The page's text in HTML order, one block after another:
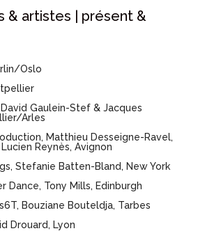
& artistes | présent &
Oslo
Gaulein-Stef & Jacques
Arles
Matthieu Desseigne-Ravel,
Reynès, Avignon
Stefanie Batten-Bland, New York
Dance, Tony Mills, Edinburgh
Bouziane Bouteldja, Tarbes
Drouard, Lyon